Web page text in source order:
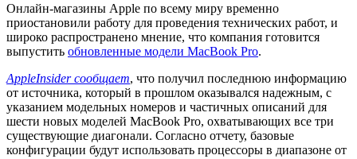
Онлайн-магазины Apple по всему миру временно
приостановили работу для проведения технических работ, и
широко распространено мнение, что компания готовится
выпустить обновленные модели MacBook Pro.
AppleInsider сообщает, что получил последнюю информацию
от источника, который в прошлом оказывался надежным, с
указанием модельных номеров и частичных описаний для
шести новых моделей MacBook Pro, охватывающих все три
существующие диагонали. Согласно отчету, базовые
конфигурации будут использовать процессоры в диапазоне от